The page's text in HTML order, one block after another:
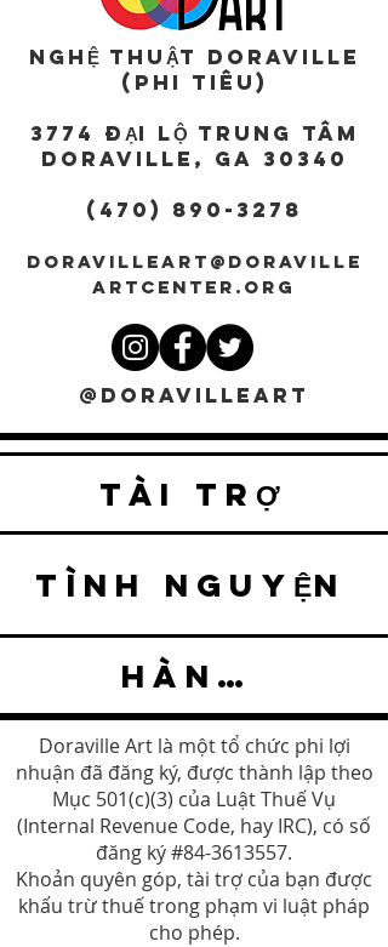
NGHỆ THUẬT DORAVILLE
(Phi tiêu)
3774 ĐẠI LỘ TRUNG TÂM
DORAVILLE, GA 30340
(470) 890-3278
DORAVILLEART@DORAVILLE
ARTCENTER.ORG
@DORAVILLEART
TÀI TRỢ
TÌNH NGUYỆN
HÀNG HÓA
Doraville Art là một tổ chức phi lợi
nhuận đã đăng ký, được thành lập theo
Mục 501(c)(3) của Luật Thuế Vụ
(Internal Revenue Code, hay IRC), có số
đăng ký #84-3613557.
Khoản quyên góp, tài trợ của bạn được
khấu trừ thuế trong phạm vi luật pháp
cho phép.